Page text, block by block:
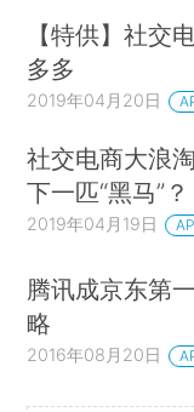
【特供】社交
多多
2019年04月20日
社交电商大浪
下一匹“黑马”？
2019年04月19日
腾讯成京东第
略
2016年08月20日